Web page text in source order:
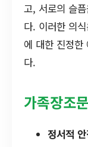
고, 서로의 슬
다. 이러한 의
에 대한 진정한
다.
가족장조
정서적